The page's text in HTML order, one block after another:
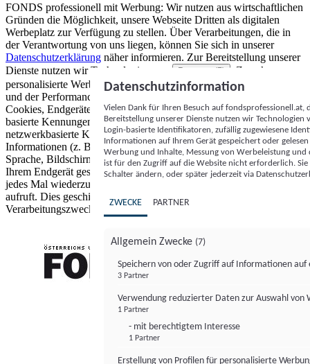
FONDS professionell mit Werbung: Wir nutzen aus wirtschaftlichen
Gründen die Möglichkeit, unsere Webseite Dritten als digitalen
Werbeplatz zur Verfügung zu stellen. Über Verarbeitungen, die in
der Verantwortung von uns liegen, können Sie sich in unserer
Datenschutzerklärung näher informieren. Zur Bereitstellung unserer
Dienste nutzen wir Technologien von
Partnern (5)
. Zwecke:
personalisierte Werbung und Inhalte, Messung von Werbeleistung
und der Performance von Inhalten sowie Zielgruppenforschung.
Cookies, Endgeräte- oder ähnliche Online-Kennungen (z. B. login-
basierte Kennungen, zufällig generierte Kennungen,
netzwerkbasierte Kennungen) können zusammen mit anderen
Informationen (z. B. Browsertyp und Browserinformationen,
Sprache, Bildschirmgröße, unterstützte Technologien usw.) auf
Ihrem Endgerät gespeichert oder von dort ausgelesen werden, um es
jedes Mal wiederzuerkennen, wenn es eine App oder einer Webseite
aufruft. Dies geschieht für einen oder mehrere der hier aufgeführten
Verarbeitungszwecke.
Datenschutzinformation
Vielen Dank für Ihren Besuch auf
Bereitstellung unserer Dienste nutzen wir Technologien
Login-basierte Identifikatoren, zufällig zugewiesene
Informationen auf Ihrem Gerät gespeichert oder
Werbung und Inhalte, Messung von Werbeleistung
ist für den Zugriff auf die Website nicht erforderlich.
Schalter ändern, oder später jederzeit via
ZWECKE PARTNER
Allgemein Zwecke (7)
Speichern von oder Zugriff auf Informationen auf
3 Partner
Verwendung reduzierter Daten zur Auswahl von
1 Partner
- mit berechtigtem Interesse
1 Partner
Erstellung von Profilen für personalisierte
FONDS professionell